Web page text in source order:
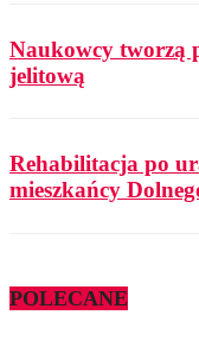
Naukowcy tworzą
jelitową
Rehabilitacja po
mieszkańcy
POLECANE